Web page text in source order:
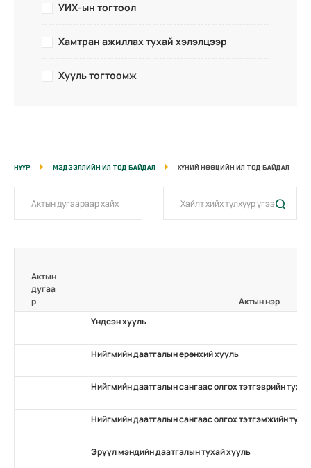
УИХ-ын тогтоол
Хамтран ажиллах тухай хэлэлцээр
Хууль тогтоомж
НҮҮР МЭДЭЭЛЛИЙН ИЛ ТОД БАЙДАЛ ХҮНИЙ НӨӨЦИЙН ИЛ ТОД БАЙДАЛ
Актын
дугаа
р
Актын нэр
Үндсэн хууль
Нийгмийн даатгалын ерөнхий хууль
Нийгмийн даатгалын сангаас олгох тэтгэврийн
Нийгмийн даатгалын сангаас олгох тэтгэмжийн
Эрүүл мэндийн даатгалын тухай хууль